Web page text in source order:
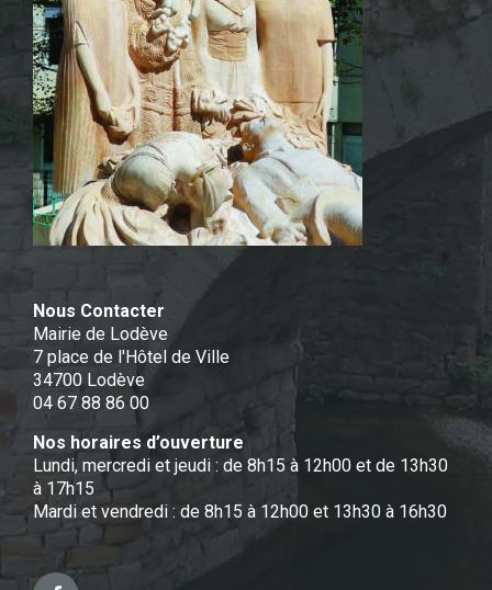
Nous Contacter
Mairie de Lodève
7 place de l'Hôtel de Ville
34700 Lodève
04 67 88 86 00
Nos horaires d’ouverture
Lundi, mercredi et jeudi : de 8h15 à 12h00 et de 13h30
à 17h15
Mardi et vendredi : de 8h15 à 12h00 et 13h30 à 16h30